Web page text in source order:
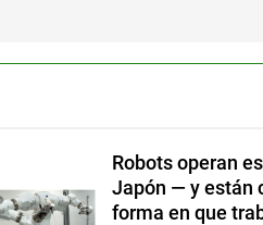
Robots operan
Japón — y están
forma en que